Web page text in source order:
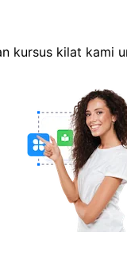
kursus kilat kami